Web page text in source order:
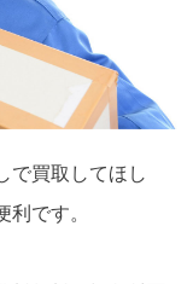
で買取してほし
です。